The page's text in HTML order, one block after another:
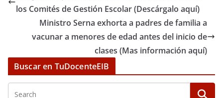
los Comités de Gestión Escolar (Descárgalo aquí)
Ministro Serna exhorta a padres de familia a
vacunar a menores de edad antes del inicio de
clases (Mas información aquí)
Buscar en TuDocenteEIB